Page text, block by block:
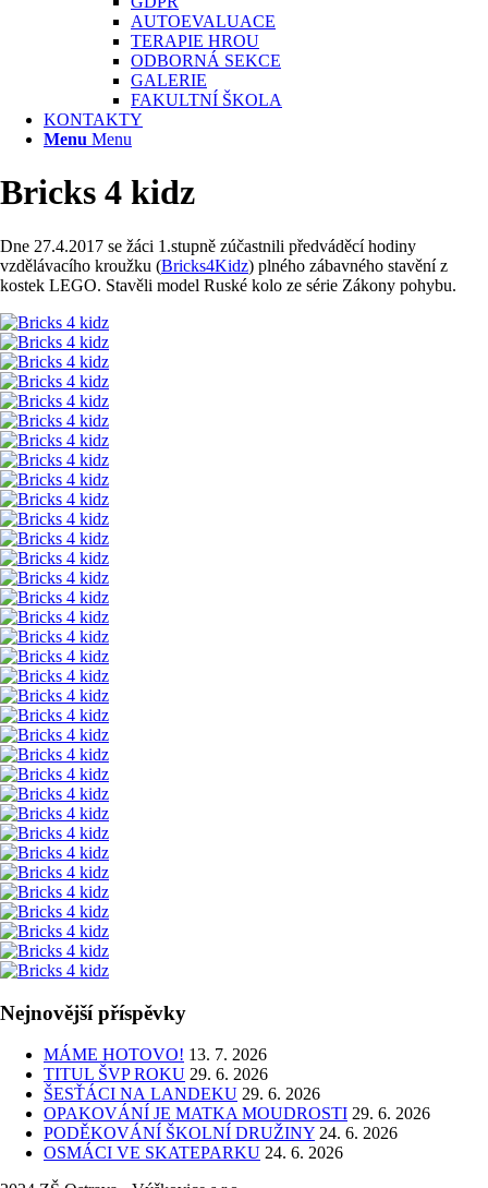
AUTOEVALUACE
TERAPIE HROU
ODBORNÁ SEKCE
GALERIE
FAKULTNÍ ŠKOLA
KONTAKTY
Menu Menu
Bricks 4 kidz
Dne 27.4.2017 se žáci 1.stupně zúčastnili předváděcí hodiny
vzdělávacího kroužku (Bricks4Kidz) plného zábavného stavění z
kostek LEGO. Stavěli model Ruské kolo ze série Zákony pohybu.
Nejnovější příspěvky
MÁME HOTOVO! 13. 7. 2026
TITUL ŠVP ROKU 29. 6. 2026
ŠESŤÁCI NA LANDEKU 29. 6. 2026
OPAKOVÁNÍ JE MATKA MOUDROSTI 29. 6. 2026
PODĚKOVÁNÍ ŠKOLNÍ DRUŽINY 24. 6. 2026
OSMÁCI VE SKATEPARKU 24. 6. 2026